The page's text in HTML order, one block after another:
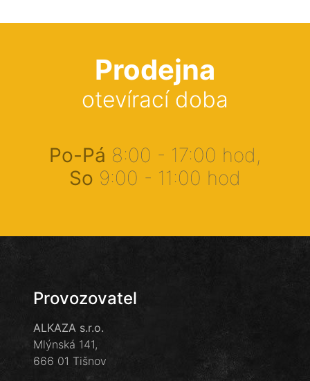
Prodejna
otevírací doba
Po-Pá 8:00 - 17:00 hod,
So 9:00 - 11:00 hod
Provozovatel
ALKAZA s.r.o.
Mlýnská 141,
666 01 Tišnov